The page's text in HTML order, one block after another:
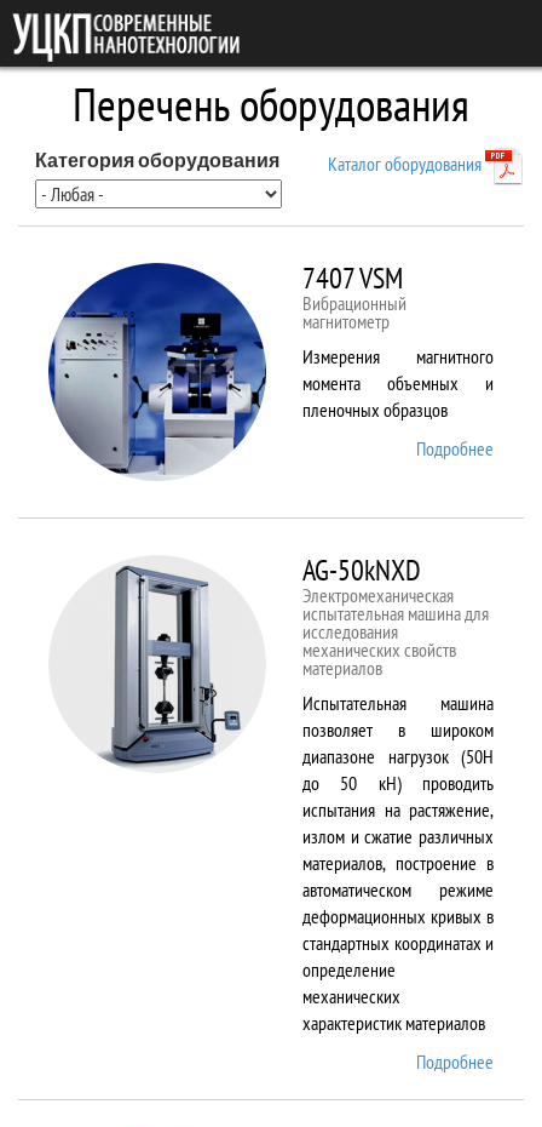
Перейти к основному содержанию
Перечень оборудования
Каталог оборудования
Категория оборудования
7407 VSM
Вибрационный
магнитометр
Измерения магнитного
момента объемных и
пленочных образцов
Подробнее
AG-50kNXD
Электромеханическая
испытательная машина для
исследования
механических свойств
материалов
Испытательная машина
позволяет в широком
диапазоне нагрузок (50Н
до 50 кН) проводить
испытания на растяжение,
излом и сжатие различных
материалов, построение в
автоматическом режиме
деформационных кривых в
стандартных координатах и
определение
механических
характеристик материалов
Подробнее